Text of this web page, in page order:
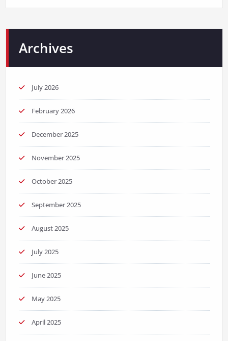
Archives
July 2026
February 2026
December 2025
November 2025
October 2025
September 2025
August 2025
July 2025
June 2025
May 2025
April 2025